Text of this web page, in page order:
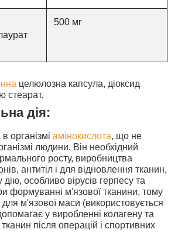
500 мг
целюлозна капсула, діоксид
стеарат.
дія:
організмі амінокислота, що не
людини. Він необхідний
росту, виробництва
антитіл і для відновлення тканин,
дію, особливо вірусів герпесу та
формуванні м'язової тканини, тому
м'язової маси (використовується
у виробленні колагену та
після операцій і спортивних